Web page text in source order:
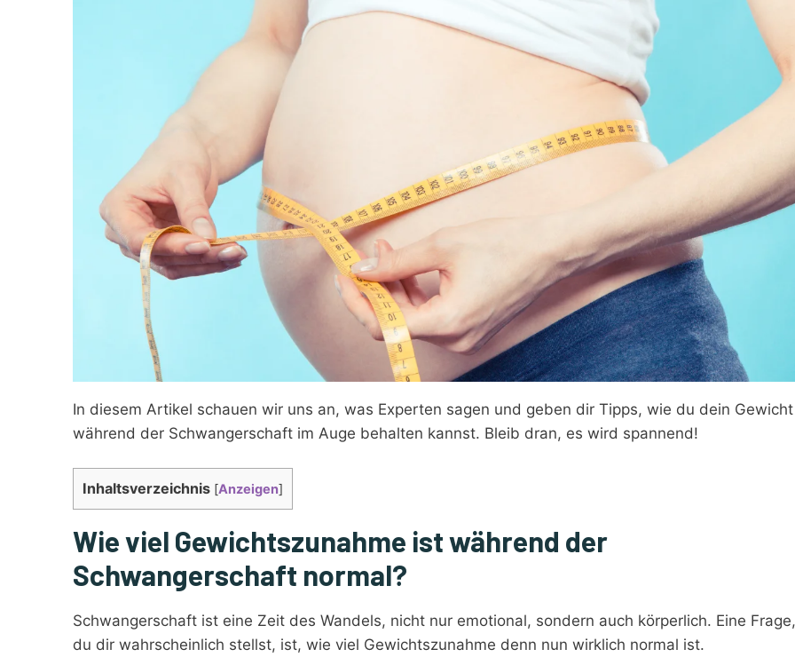
In diesem Artikel schauen wir uns an, was Experten sagen und geben dir Tipps, wie du dein Gewicht
während der Schwangerschaft im Auge behalten kannst. Bleib dran, es wird spannend!
Inhaltsverzeichnis [Anzeigen]
Wie viel Gewichtszunahme ist während der
Schwangerschaft normal?
Schwangerschaft ist eine Zeit des Wandels, nicht nur emotional, sondern auch körperlich. Eine
du dir wahrscheinlich stellst, ist, wie viel Gewichtszunahme denn nun wirklich normal ist.